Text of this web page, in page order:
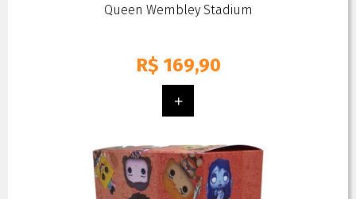
Queen Wembley Stadium
R$ 169,90